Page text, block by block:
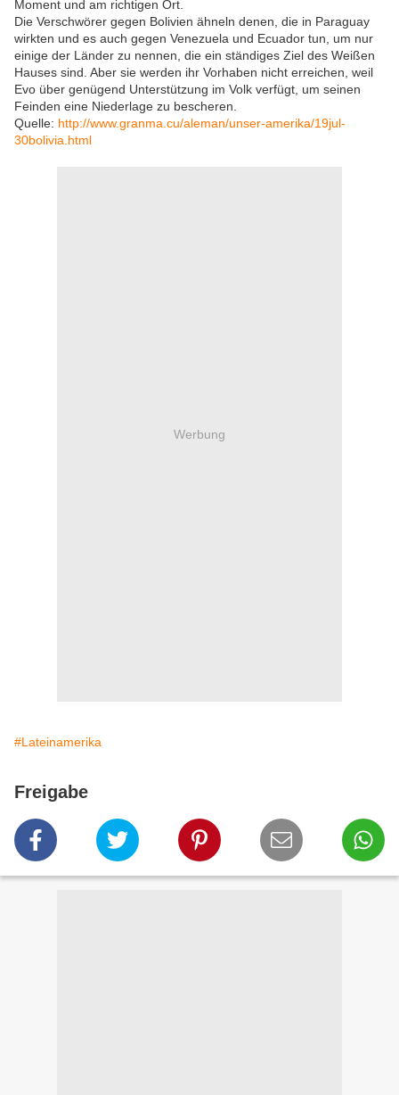
Moment und am richtigen Ort.
Die Verschwörer gegen Bolivien ähneln denen, die in Paraguay
wirkten und es auch gegen Venezuela und Ecuador tun, um nur
einige der Länder zu nennen, die ein ständiges Ziel des Weißen
Hauses sind. Aber sie werden ihr Vorhaben nicht erreichen, weil
Evo über genügend Unterstützung im Volk verfügt, um seinen
Feinden eine Niederlage zu bescheren.
Quelle: http://www.granma.cu/aleman/unser-amerika/19jul-
30bolivia.html
Werbung
#Lateinamerika
Freigabe